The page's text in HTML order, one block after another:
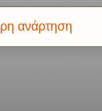
ανάρτηση